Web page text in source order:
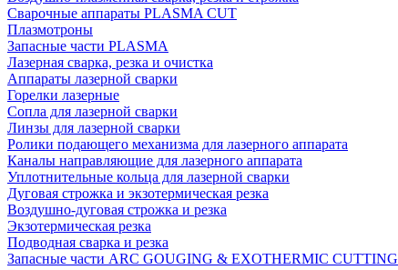
Сварочные аппараты PLASMA CUT
Плазмотроны
Запасные части PLASMA
Лазерная сварка, резка и очистка
Аппараты лазерной сварки
Горелки лазерные
Сопла для лазерной сварки
Линзы для лазерной сварки
Ролики подающего механизма для лазерного аппарата
Каналы направляющие для лазерного аппарата
Уплотнительные кольца для лазерной сварки
Дуговая строжка и экзотермическая резка
Воздушно-дуговая строжка и резка
Экзотермическая резка
Подводная сварка и резка
Запасные части ARC GOUGING & EXOTHERMIC CUTTING